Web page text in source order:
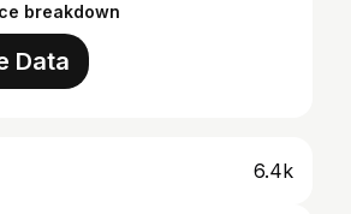
breakdown
Data
6.4k